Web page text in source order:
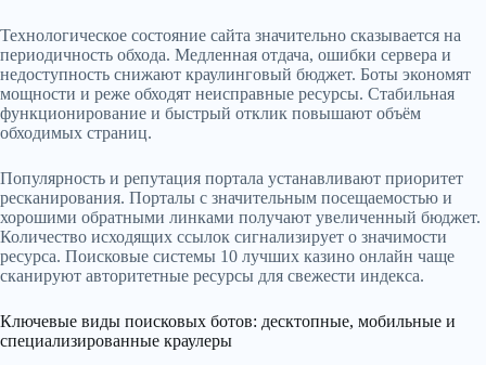
Технологическое состояние сайта значительно сказывается на
периодичность обхода. Медленная отдача, ошибки сервера и
недоступность снижают краулинговый бюджет. Боты экономят
мощности и реже обходят неисправные ресурсы. Стабильная
функционирование и быстрый отклик повышают объём
обходимых страниц.
Популярность и репутация портала устанавливают приоритет
ресканирования. Порталы с значительным посещаемостью и
хорошими обратными линками получают увеличенный бюджет.
Количество исходящих ссылок сигнализирует о значимости
ресурса. Поисковые системы 10 лучших казино онлайн чаще
сканируют авторитетные ресурсы для свежести индекса.
Ключевые виды поисковых ботов: десктопные, мобильные и
специализированные краулеры